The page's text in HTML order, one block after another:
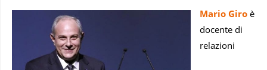
Mario Giro è
docente di
relazioni